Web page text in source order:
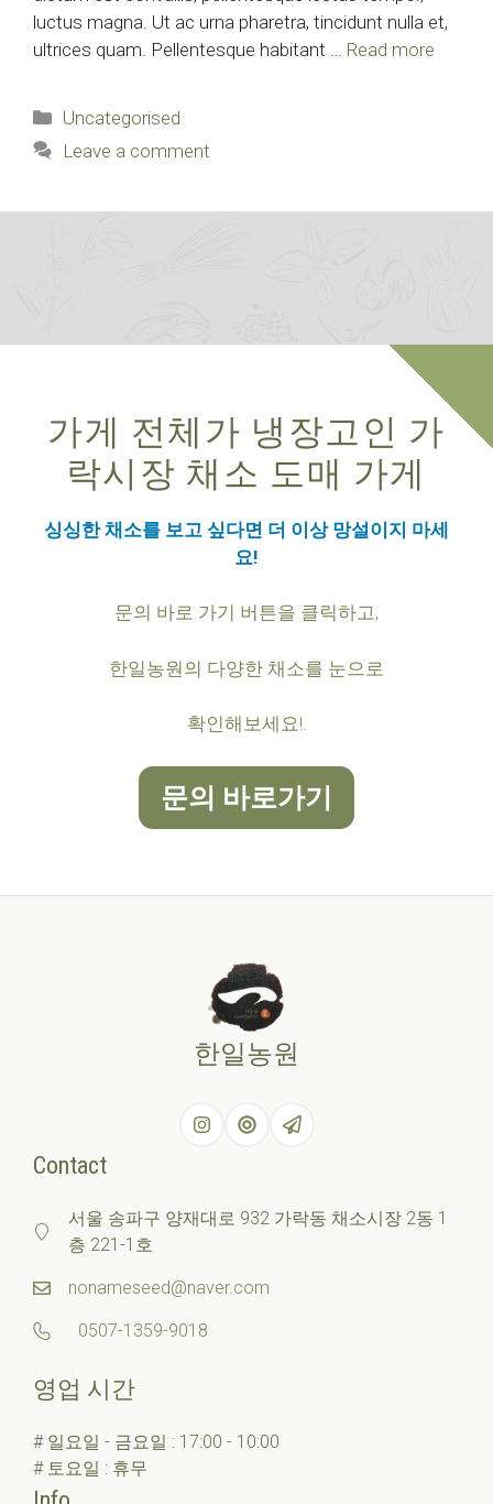
luctus magna. Ut ac urna pharetra, tincidunt nulla et,
ultrices quam. Pellentesque habitant … Read more
Categories
Uncategorised
Leave a comment
가게 전체가 냉장고인 가
락시장 채소 도매 가게
싱싱한 채소를 보고 싶다면 더 이상 망설이지 마세
요!
문의 바로 가기 버튼을 클릭하고,
한일농원의 다양한 채소를 눈으로
확인해보세요!.
문의 바로가기
한일농원
Contact
서울 송파구 양재대로 932 가락동 채소시장 2동 1
층 221-1호
nonameseed@naver.com
0507-1359-9018
영업 시간
# 일요일 - 금요일 : 17:00 - 10:00
# 토요일 : 휴무